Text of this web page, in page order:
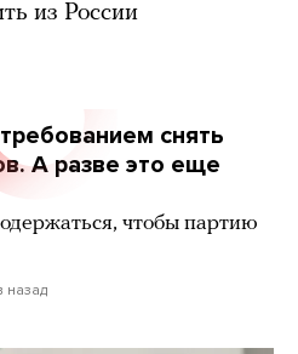
из России
снять
А разве это еще
чтобы партию
назад